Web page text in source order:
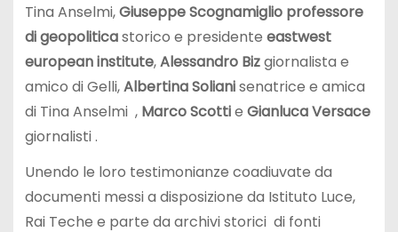
Tina Anselmi,Giuseppe Scognamiglio professore
di geopoliticastorico e presidente eastwest
european institute,Alessandro Bizgiornalista e
amico di Gelli,Albertina Solianisenatrice e amica
di Tina Anselmi , Marco Scottie Gianluca Versace
giornalisti .
Unendo le loro testimonianze coadiuvate da
documenti messi a disposizione da Istituto Luce,
Rai Teche e parte da archivi storici di fonti